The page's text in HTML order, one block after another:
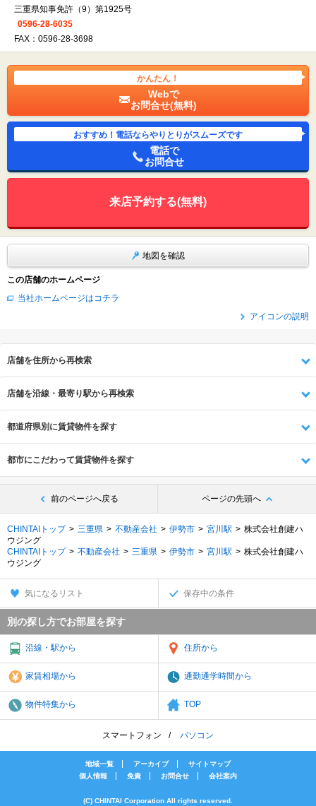
三重県知事免許（9）第1925号
0596-28-6035
FAX：0596-28-3698
かんたん！
Webで
お問合せ(無料)
おすすめ！電話ならやりとりがスムーズです
電話で
お問合せ
来店予約する(無料)
地図を確認
この店舗のホームページ
当社ホームページはコチラ
アイコンの説明
店舗を住所から再検索
店舗を沿線・最寄り駅から再検索
都道府県別に賃貸物件を探す
都市にこだわって賃貸物件を探す
前のページへ戻る ページの先頭へ
CHINTAIトップ 三重県 不動産会社 伊勢市 宮川駅
株式会社創建ハ
ウジング
CHINTAIトップ
不動産会社 三重県 伊勢市 宮川駅
株式会社創建ハ
ウジング
気になるリスト 保存中の条件
別の探し方でお部屋を探す
沿線・駅から 住所から
家賃相場から 通勤通学時間から
物件特集から TOP
スマートフォン パソコン
地域一覧 アーカイブ
サイトマップ
個人情報
免責 お問合せ 会社案内
(C) CHINTAI Corporation All rights reserved.